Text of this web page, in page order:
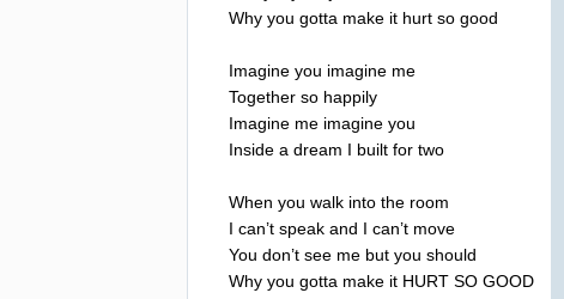
Why you gotta make it hurt so good
Imagine you imagine me
Together so happily
Imagine me imagine you
Inside a dream I built for two
When you walk into the room
I can’t speak and I can’t move
You don’t see me but you should
Why you gotta make it HURT SO GOOD